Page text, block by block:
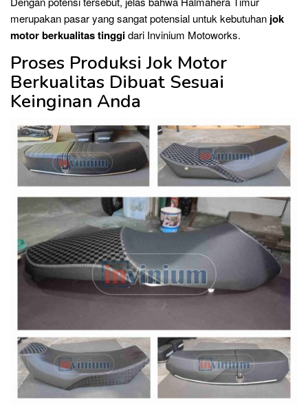
merupakan pasar yang sangat potensial untuk kebutuhan jok
motor berkualitas tinggidari Invinium Motoworks.
Proses Produksi Jok Motor
Berkualitas Dibuat Sesuai
Keinginan Anda